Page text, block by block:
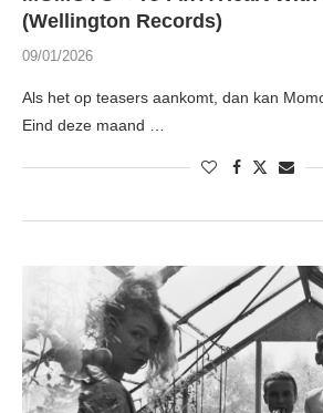
(Wellington Records)
09/01/2026
Als het op teasers aankomt, dan kan
Eind deze maand …